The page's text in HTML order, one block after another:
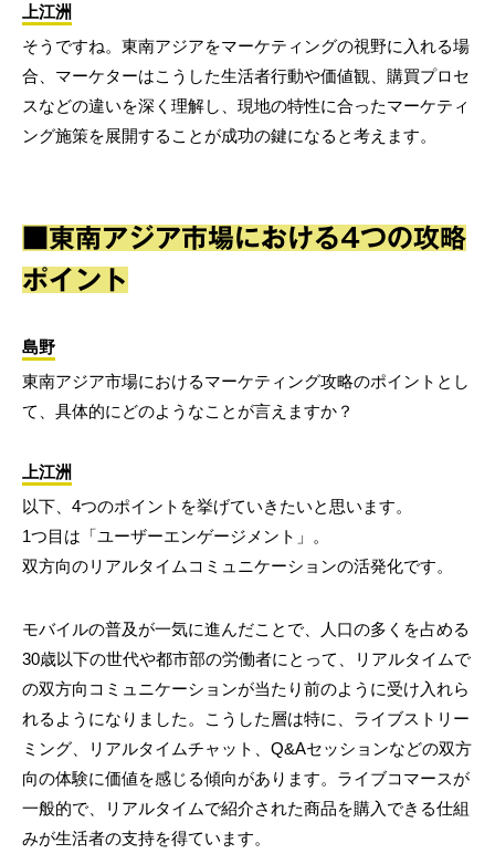
上江洲
そうですね。東南アジアをマーケティングの視野に入れる場
合、マーケターはこうした生活者行動や価値観、購買プロセ
スなどの違いを深く理解し、現地の特性に合ったマーケティ
ング施策を展開することが成功の鍵になると考えます。
■東南アジア市場における4つの攻略
ポイント
島野
東南アジア市場におけるマーケティング攻略のポイントとし
て、具体的にどのようなことが言えますか？
上江洲
以下、4つのポイントを挙げていきたいと思います。
1つ目は「ユーザーエンゲージメント」。
双方向のリアルタイムコミュニケーションの活発化です。
モバイルの普及が一気に進んだことで、人口の多くを占める
30歳以下の世代や都市部の労働者にとって、リアルタイムで
の双方向コミュニケーションが当たり前のように受け入れら
れるようになりました。こうした層は特に、ライブストリー
ミング、リアルタイムチャット、Q&Aセッションなどの双方
向の体験に価値を感じる傾向があります。ライブコマースが
一般的で、リアルタイムで紹介された商品を購入できる仕組
みが生活者の支持を得ています。